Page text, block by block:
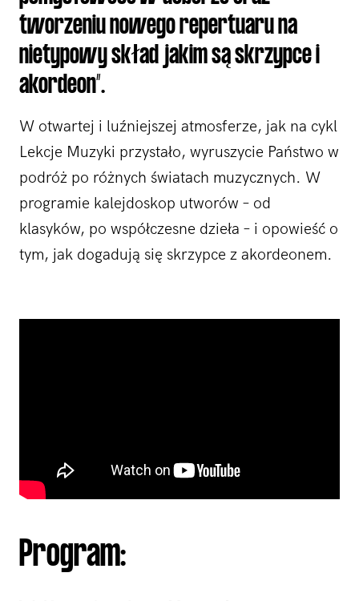
tworzeniu nowego repertuaru na
nietypowy skład jakim są skrzypce i
akordeon”.
W otwartej i luźniejszej atmosferze, jak na cykl
Lekcje Muzyki przystało, wyruszycie Państwo w
podróż po różnych światach muzycznych. W
programie kalejdoskop utworów – od
klasyków, po współczesne dzieła – i opowieść o
tym, jak dogadują się skrzypce z akordeonem.
Program: